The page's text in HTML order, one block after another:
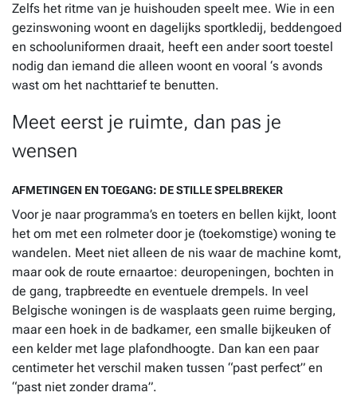
Zelfs het ritme van je huishouden speelt mee. Wie in een
gezinswoning woont en dagelijks sportkledij, beddengoed
en schooluniformen draait, heeft een ander soort toestel
nodig dan iemand die alleen woont en vooral ‘s avonds
wast om het nachttarief te benutten.
Meet eerst je ruimte, dan pas je
wensen
AFMETINGEN EN TOEGANG: DE STILLE SPELBREKER
Voor je naar programma’s en toeters en bellen kijkt, loont
het om met een rolmeter door je (toekomstige) woning te
wandelen. Meet niet alleen de nis waar de machine komt,
maar ook de route ernaartoe: deuropeningen, bochten in
de gang, trapbreedte en eventuele drempels. In veel
Belgische woningen is de wasplaats geen ruime berging,
maar een hoek in de badkamer, een smalle bijkeuken of
een kelder met lage plafondhoogte. Dan kan een paar
centimeter het verschil maken tussen “past perfect” en
“past niet zonder drama”.